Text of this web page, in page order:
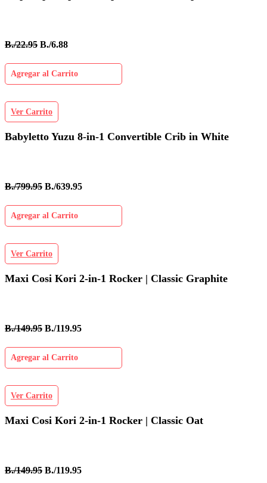
B./22.95 B./6.88
Agregar al Carrito
Ver Carrito
Babyletto Yuzu 8-in-1 Convertible Crib in White
B./799.95 B./639.95
Agregar al Carrito
Ver Carrito
Maxi Cosi Kori 2-in-1 Rocker | Classic Graphite
B./149.95 B./119.95
Agregar al Carrito
Ver Carrito
Maxi Cosi Kori 2-in-1 Rocker | Classic Oat
B./149.95 B./119.95